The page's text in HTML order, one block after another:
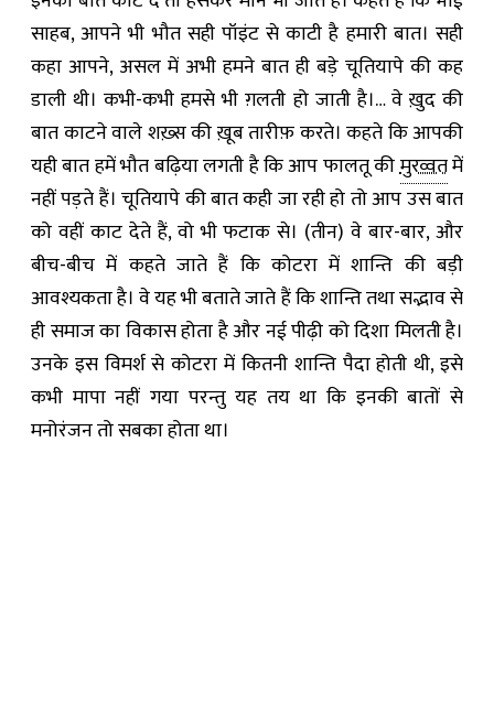
साहब, आपने भी भौत सही पॉइंट से काटी है हमारी बात। सही
कहा आपने, असल में अभी हमने बात ही बड़े चूतियापे की कह
डाली थी। कभी-कभी हमसे भी ग़लती हो जाती है।… वे ख़ुद की
बात काटने वाले शख़्स की ख़ूब तारीफ़ करते। कहते कि आपकी
यही बात हमें भौत बढ़िया लगती है कि आप फालतू कीमुरव्वतमें
नहीं पड़ते हैं। चूतियापे की बात कही जा रही हो तो आप उस बात
को वहीं काट देते हैं, वो भी फटाक से। (तीन) वे बार-बार, और
बीच-बीच में कहते जाते हैं कि कोटरा में शान्ति की बड़ी
आवश्यकता है। वे यह भी बताते जाते हैं कि शान्ति तथा सद्भाव से
ही समाज का विकास होता है और नई पीढ़ी को दिशा मिलती है।
उनके इस विमर्श से कोटरा में कितनी शान्ति पैदा होती थी, इसे
कभी मापा नहीं गया परन्तु यह तय था कि इनकी बातों से
मनोरंजन तो सबका होता था।